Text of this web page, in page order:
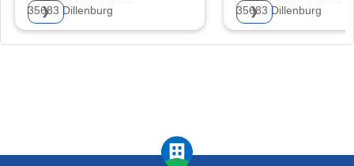
35683 Dillenburg
❯
35683 Dillenburg
❯